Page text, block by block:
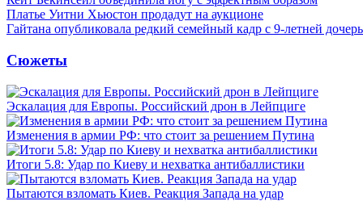
Платье Уитни Хьюстон продадут на аукционе
Гайтана опубликовала редкий семейный кадр с 9-летней
Сюжеты
Эскалация для Европы. Российский дрон в Лейпциге
Изменения в армии РФ: что стоит за решением Путина
Итоги 5.8: Удар по Киеву и нехватка антибаллистики
Пытаются взломать Киев. Реакция Запада на удар